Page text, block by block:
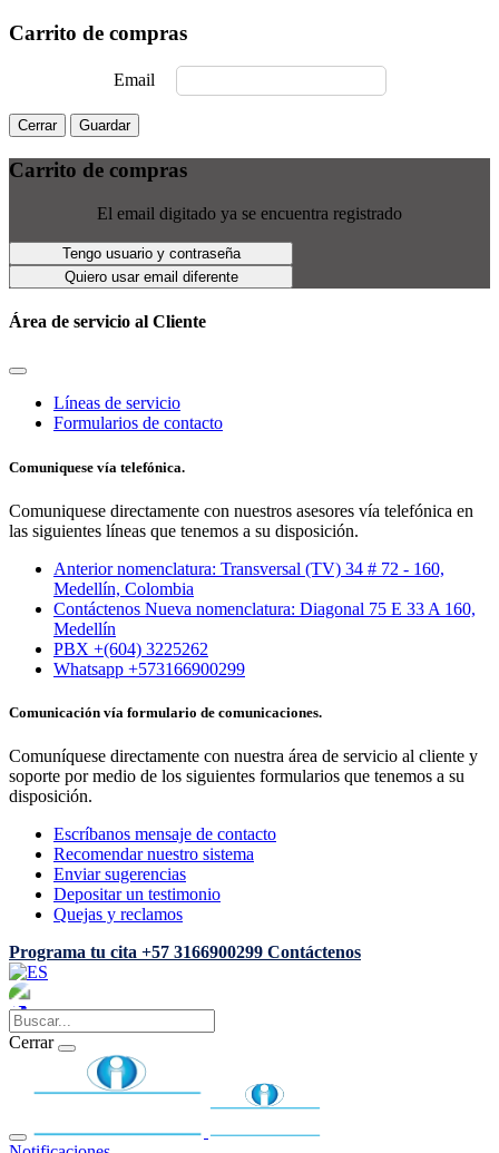
Carrito de compras
Email
Cerrar Guardar
Carrito de compras
El email digitado ya se encuentra registrado
Tengo usuario y contraseña
Quiero usar email diferente
Área de servicio al Cliente
Líneas de servicio
Formularios de contacto
Comuniquese vía telefónica.
Comuniquese directamente con nuestros asesores vía telefónica en
las siguientes líneas que tenemos a su disposición.
Anterior nomenclatura: Transversal (TV) 34 # 72 - 160,
Medellín, Colombia
Contáctenos Nueva nomenclatura: Diagonal 75 E 33 A 160,
Medellín
PBX +(604) 3225262
Whatsapp +573166900299
Comunicación vía formulario de comunicaciones.
Comuníquese directamente con nuestra área de servicio al cliente y
soporte por medio de los siguientes formularios que tenemos a su
disposición.
Escríbanos mensaje de contacto
Recomendar nuestro sistema
Enviar sugerencias
Depositar un testimonio
Quejas y reclamos
Programa tu cita +57 3166900299 Contáctenos
Cerrar